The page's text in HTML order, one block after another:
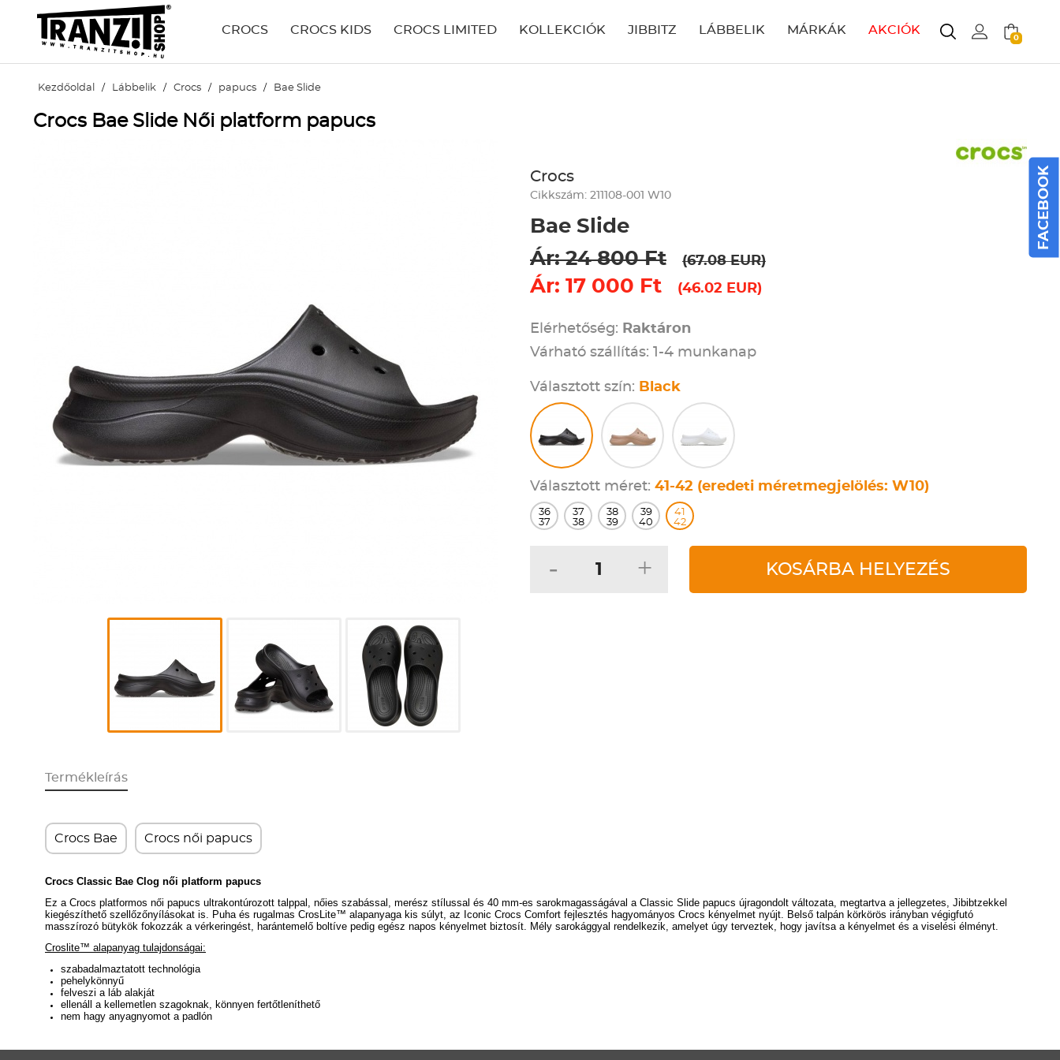
CROCS CROCS KIDS CROCS LIMITED KOLLEKCIÓK JIBBITZ LÁBBELIK MÁRKÁK AKCIÓK
0
Kezdőoldal / Lábbelik / Crocs / papucs / Bae Slide
Crocs Bae Slide Női platform papucs
Crocs
Cikkszám: 211108-001 W10
Bae Slide
Ár: 24 800 Ft
(67.08 EUR)
Ár: 17 000 Ft (46.02 EUR)
Elérhetőség: Raktáron
Várható szállítás: 1-4 munkanap
Választott szín: Black
Választott méret: 41-42 (eredeti méretmegjelölés: W10)
36
37
37
38
38
39
39
40
41
42
- + KOSÁRBA HELYEZÉS
Termékleírás
Crocs Bae Crocs női papucs
Crocs Classic Bae Clog női platform papucs
Ez a Crocs platformos női papucs ultrakontúrozott talppal, nőies szabással, merész stílussal és 40 mm-es sarokmagasságával a Classic Slide papucs újragondolt változata, megtartva a jellegzetes, Jibibtzekkel
kiegészíthető szellőzőnyílásokat is. Puha és rugalmas CrosLite™ alapanyagakis súlyt, az Iconic Crocs Comfort fejlesztés hagyományos Crocs kényelmet nyújt. Belső talpán körkörös irányban végigfutó
masszírozó bütykök fokozzák a vérkeringést, harántemelő boltíve pedig egész napos kényelmet biztosít. Mély sarokággyal rendelkezik, amelyet úgy terveztek, hogy javítsa a kényelmet és a viselési élményt.
Croslite™ alapanyag tulajdonságai:
szabadalmaztatott technológia
pehelykönnyű
felveszi a láb alakját
ellenáll a kellemetlen szagoknak, könnyen fertőtleníthető
nem hagy anyagnyomot a padlón
FACEBOOK